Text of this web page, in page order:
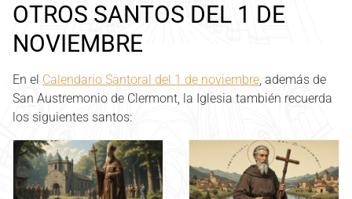
OTROS SANTOS DEL 1 DE
NOVIEMBRE
En el Calendario Santoral del 1 de noviembre, además de
San Austremonio de Clermont, la Iglesia también recuerda
los siguientes santos: